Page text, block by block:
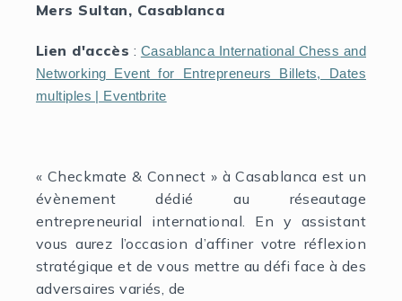
Mers Sultan, Casablanca
Lien d'accès : Casablanca International Chess and
Networking Event for Entrepreneurs Billets, Dates
multiples | Eventbrite
« Checkmate & Connect » à Casablanca est un
évènement dédié au réseautage
entrepreneurial international. En y assistant
vous aurez l’occasion d’affiner votre réflexion
stratégique et de vous mettre au défi face à des
adversaires variés, de